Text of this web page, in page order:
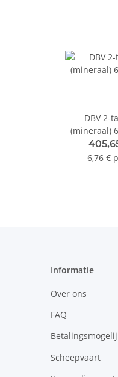
DBV 2-
(mineraal)
6,76 €
Informatie
Over ons
FAQ
Scheepvaart